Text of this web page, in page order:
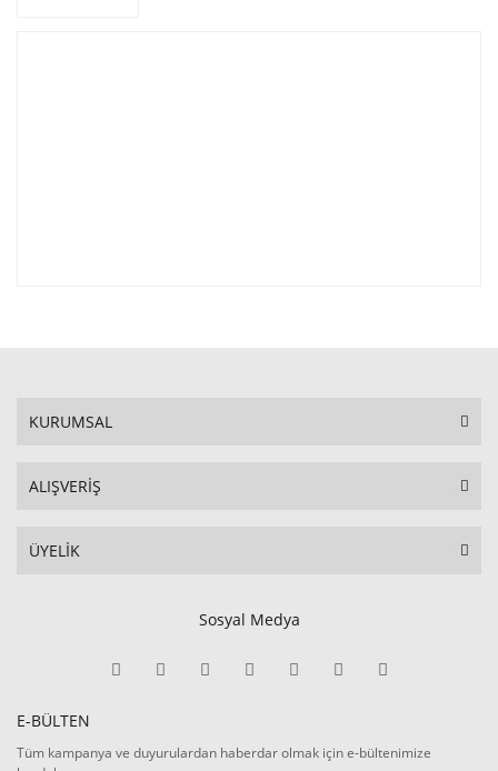
KURUMSAL
ALIŞVERİŞ
ÜYELİK
Sosyal Medya
E-BÜLTEN
Tüm kampanya ve duyurulardan haberdar olmak için e-bültenimize